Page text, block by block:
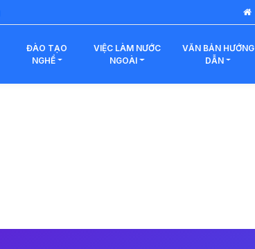
ĐÀO TẠO
NGHỀ
VIỆC LÀM NƯỚC
NGOÀI
VĂN BẢN HƯỚNG
DẪN